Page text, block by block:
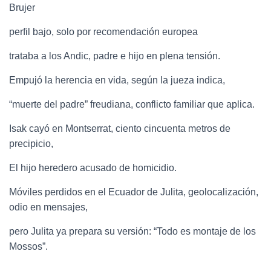
Brujer
perfil bajo, solo por recomendación europea
trataba a los Andic, padre e hijo en plena tensión.
Empujó la herencia en vida, según la jueza indica,
“muerte del padre” freudiana, conflicto familiar que aplica.
Isak cayó en Montserrat, ciento cincuenta metros de
precipicio,
El hijo heredero acusado de homicidio.
Móviles perdidos en el Ecuador de Julita, geolocalización,
odio en mensajes,
pero Julita ya prepara su versión: “Todo es montaje de los
Mossos”.